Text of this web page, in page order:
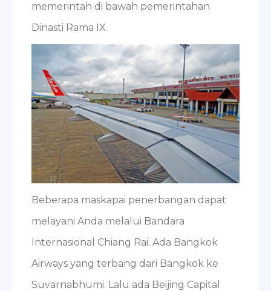
memerintah di bawah pemerintahan
Dinasti Rama IX.
Beberapa maskapai penerbangan dapat
melayani Anda melalui Bandara
Internasional Chiang Rai. Ada Bangkok
Airways yang terbang dari Bangkok ke
Suvarnabhumi. Lalu ada Beijing Capital